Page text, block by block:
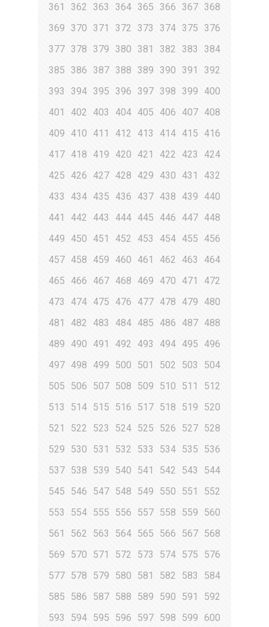
361 362 363 364 365 366 367 368
369
370 371 372 373 374 375 376
377 378 379 380 381 382 383
384
385
386 387 388 389 390 391
392
393
394 395 396 397 398 399
400
401
402 403 404 405 406 407 408
409
410 411 412 413 414 415
416
417 418 419 420 421 422 423
424
425
426 427 428 429 430 431
432
433
434 435 436 437 438 439
440
441
442 443 444 445 446 447 448
449
450 451 452 453 454 455
456
457 458 459 460 461 462 463
464
465
466 467 468 469 470 471
472
473
474 475 476 477 478 479
480
481
482 483 484 485 486 487 488
489
490 491 492 493 494 495
496
497 498 499 500 501 502 503
504
505
506 507 508 509 510 511
512
513
514 515 516 517 518 519
520
521
522 523 524 525 526 527 528
529
530 531 532 533 534 535
536
537 538 539 540 541 542 543
544
545
546 547 548 549 550 551
552
553
554 555 556 557 558 559
560
561
562 563 564 565 566 567 568
569
570 571 572 573 574 575
576
577 578 579 580 581 582 583
584
585
586 587 588 589 590 591
592
593
594 595 596 597 598 599
600